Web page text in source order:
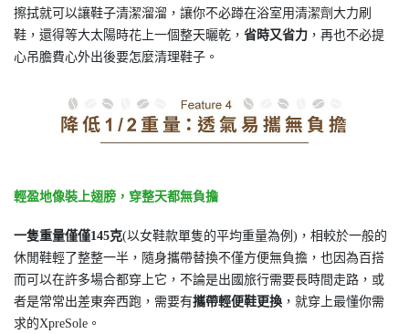
擦拭就可以讓鞋子清潔溜溜，讓你不必蹲在浴室用清潔劑大力刷
鞋，還得等大太陽時花上一個整天曬乾， 省時又省力 ，再也不必提
心吊膽費心外出後要怎麼清理鞋子。
輕盈地像裝上翅膀，穿整天都無負擔
一隻重量僅僅145克(以女鞋款單隻的平均重量為例)，相較於一般的
休閒鞋輕了整整一半，隨身攜帶替換不僅方便無負擔，也因為百搭
而可以在許多場合都穿上它，不論是出國旅行需要長時間走路，或
者是常常出差東奔西跑，需要有攜帶輕便鞋更換 ，就穿上最懂你需
求的XpreSole。